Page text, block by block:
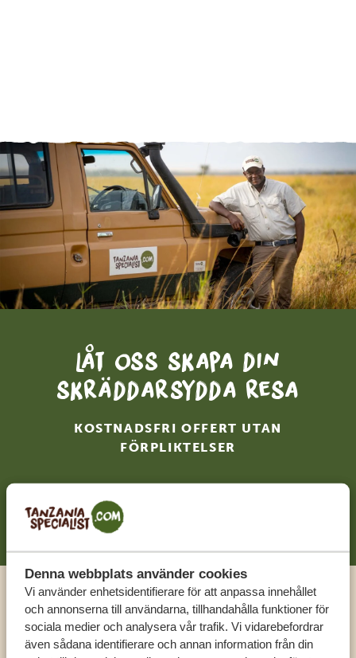
Denna webbplats använder cookies
Vi använder enhetsidentifierare för att anpassa innehållet
och annonserna till användarna, tillhandahålla funktioner för
sociala medier och analysera vår trafik. Vi vidarebefordrar
även sådana identifierare och annan information från din
Låt oss skapa din
skräddarsydda resa
KOSTNADSFRI OFFERT UTAN
FÖRPLIKTELSER
BÖRJA PLANERA DIN RESA
Ring en expert